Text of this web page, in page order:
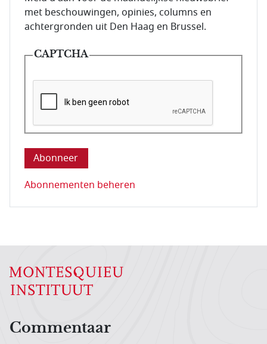
met beschouwingen, opinies, columns en
achtergronden uit Den Haag en Brussel.
CAPTCHA
Deze vraag is om te controleren dat u een mens
Abonnementen beheren
Hoofdnavigatiemenu
Commentaar